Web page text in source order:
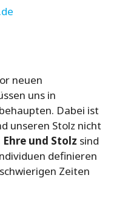
neuen
uns in
Dabei ist
unseren Stolz nicht
Ehre und Stolz sind
definieren
Zeiten